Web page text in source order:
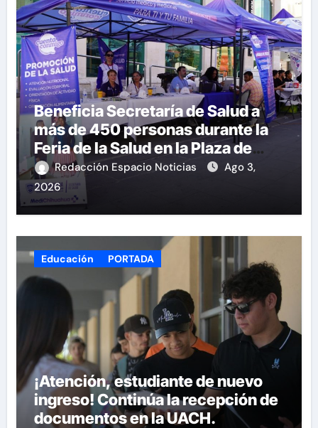
Beneficia Secretaría de Salud a
más de 450 personas durante la
Feria de la Salud en la Plaza de
Armas
Redacción Espacio Noticias
Ago 3,
2026
Educación PORTADA
¡Atención, estudiante de nuevo
ingreso! Continúa la recepción de
documentos en la UACH.